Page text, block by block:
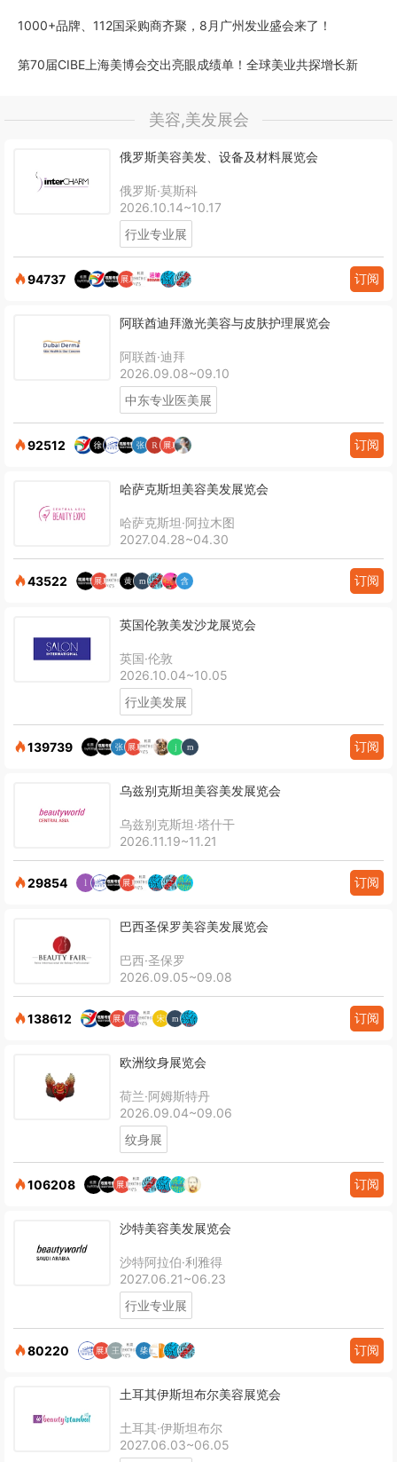
1000+品牌、112国采购商齐聚，8月广州发业盛会来了！
第70届CIBE上海美博会交出亮眼成绩单！全球美业共探增长新
美容,美发展会
俄罗斯美容美发、设备及材料展览会
俄罗斯·莫斯科
2026.10.14~10.17
行业专业展
94737 订阅
阿联酋迪拜激光美容与皮肤护理展览会
阿联酋·迪拜
2026.09.08~09.10
中东专业医美展
92512 订阅
哈萨克斯坦美容美发展览会
哈萨克斯坦·阿拉木图
2027.04.28~04.30
43522 订阅
英国伦敦美发沙龙展览会
英国·伦敦
2026.10.04~10.05
行业美发展
139739 订阅
乌兹别克斯坦美容美发展览会
乌兹别克斯坦·塔什干
2026.11.19~11.21
29854 订阅
巴西圣保罗美容美发展览会
巴西·圣保罗
2026.09.05~09.08
138612 订阅
欧洲纹身展览会
荷兰·阿姆斯特丹
2026.09.04~09.06
纹身展
106208 订阅
沙特美容美发展览会
沙特阿拉伯·利雅得
2027.06.21~06.23
行业专业展
80220 订阅
土耳其伊斯坦布尔美容展览会
土耳其·伊斯坦布尔
2027.06.03~06.05